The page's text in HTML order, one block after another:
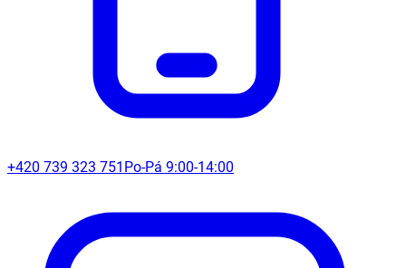
+420 739 323 751 Po-Pá 9:00-14:00